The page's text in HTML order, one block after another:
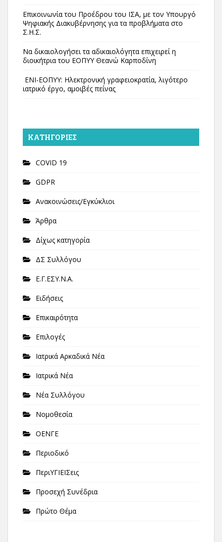
Επικοινωνία του Προέδρου του ΙΣΑ, με τον Υπουργό
Ψηφιακής Διακυβέρνησης για τα προβλήματα στο
Σ.Η.Σ.
Να δικαιολογήσει τα αδικαιολόγητα επιχειρεί η
διοικήτρια του ΕΟΠΥΥ Θεανώ Καρποδίνη
ΕΝΙ-ΕΟΠΥΥ: Ηλεκτρονική γραφειοκρατία, λιγότερο
ιατρικό έργο, αμοιβές πείνας
KΑΤΗΓΟΡΊΕΣ
COVID 19
GDPR
Ανακοινώσεις/Εγκύκλιοι
Άρθρα
Δίχως κατηγορία
ΔΣ Συλλόγου
Ε.Γ.ΕΣΥ.Ν.Α.
Ειδήσεις
Επικαιρότητα
Επιλογές
Ιατρικά Αρκαδικά Νέα
Ιατρικά Νέα
Νέα Συλλόγου
Νομοθεσία
ΟΕΝΓΕ
Περιοδικό
ΠεριΥΓΙΕΙΣεις
Προσεχή Συνέδρια
Πρώτο Θέμα